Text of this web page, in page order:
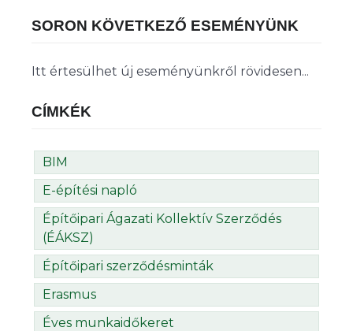
SORON KÖVETKEZŐ ESEMÉNYÜNK
Itt értesülhet új eseményünkről rövidesen...
CÍMKÉK
BIM
E-építési napló
Építőipari Ágazati Kollektív Szerződés
(ÉÁKSZ)
Építőipari szerződésminták
Erasmus
Éves munkaidőkeret